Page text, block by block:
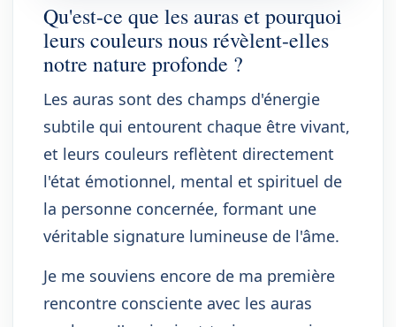
Qu'est-ce que les auras et pourquoi
leurs couleurs nous révèlent-elles
notre nature profonde ?
Les auras sont des champs d'énergie
subtile qui entourent chaque être vivant,
et leurs couleurs reflètent directement
l'état émotionnel, mental et spirituel de
la personne concernée, formant une
véritable signature lumineuse de l'âme.
Je me souviens encore de ma première
rencontre consciente avec les auras